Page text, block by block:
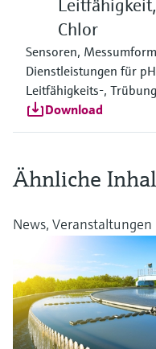
Chlor
Sensoren,
Dienstleistungen für
Leitfähigkeits-,
Download
Ähnliche
News,